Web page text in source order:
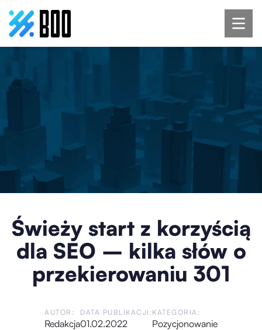
Świeży start z korzyścią
dla SEO – kilka słów o
przekierowaniu 301
AUTOR:
Redakcja
DATA PUBLIKACJI:
01.02.2022
KATEGORIA:
Pozycjonowanie